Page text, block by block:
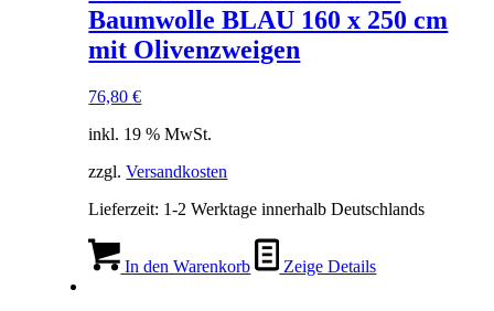
Baumwolle BLAU 160 x 250 cm
mit Olivenzweigen
76,80€
inkl. 19 % MwSt.
zzgl.Versandkosten
Lieferzeit: 1-2 Werktage innerhalb Deutschlands
In den Warenkorb Zeige Details